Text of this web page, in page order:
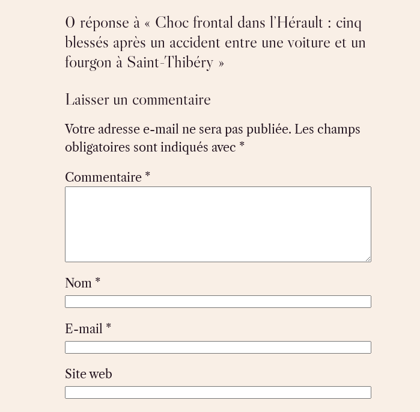
0 réponse à « Choc frontal dans l’Hérault : cinq
blessés après un accident entre une voiture et un
fourgon à Saint-Thibéry »
Laisser un commentaire
Votre adresse e-mail ne sera pas publiée. Les champs
obligatoires sont indiqués avec *
Commentaire *
Nom *
E-mail *
Site web